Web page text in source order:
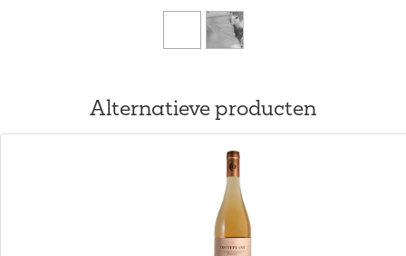
Alternatieve producten